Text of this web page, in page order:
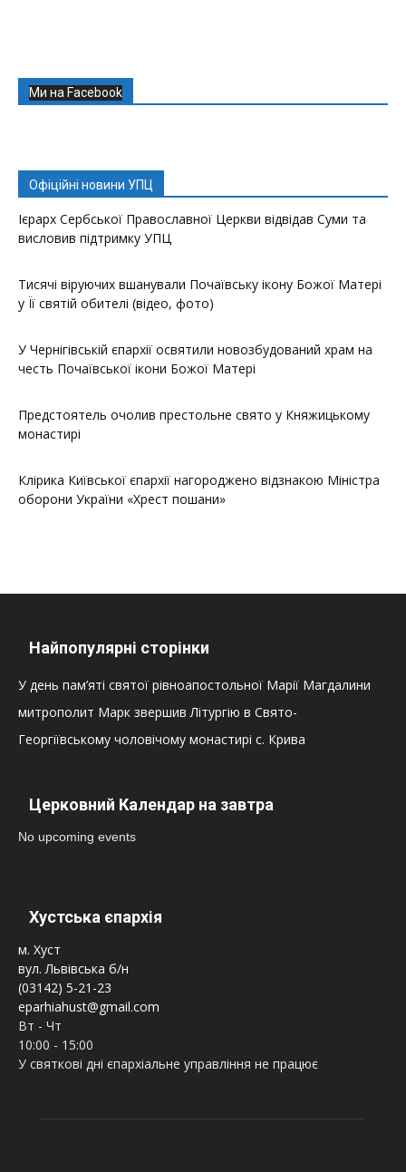
Ми на Facebook
Офіційні новини УПЦ
Ієрарх Сербської Православної Церкви відвідав Суми та
висловив підтримку УПЦ
Тисячі віруючих вшанували Почаївську ікону Божої Матері
у Її святій обителі (відео, фото)
У Чернігівській єпархії освятили новозбудований храм на
честь Почаївської ікони Божої Матері
Предстоятель очолив престольне свято у Княжицькому
монастирі
Клірика Київської єпархії нагороджено відзнакою Міністра
оборони України «Хрест пошани»
Найпопулярні сторінки
У день пам’яті святої рівноапостольної Марії Магдалини
митрополит Марк звершив Літургію в Свято-
Георгіївському чоловічому монастирі с. Крива
Церковний Календар на завтра
No upcoming events
Хустська єпархія
м. Хуст
вул. Львівська б/н
(03142) 5-21-23
eparhiahust@gmail.com
Вт - Чт
10:00 - 15:00
У святкові дні єпархіальне управління не працює